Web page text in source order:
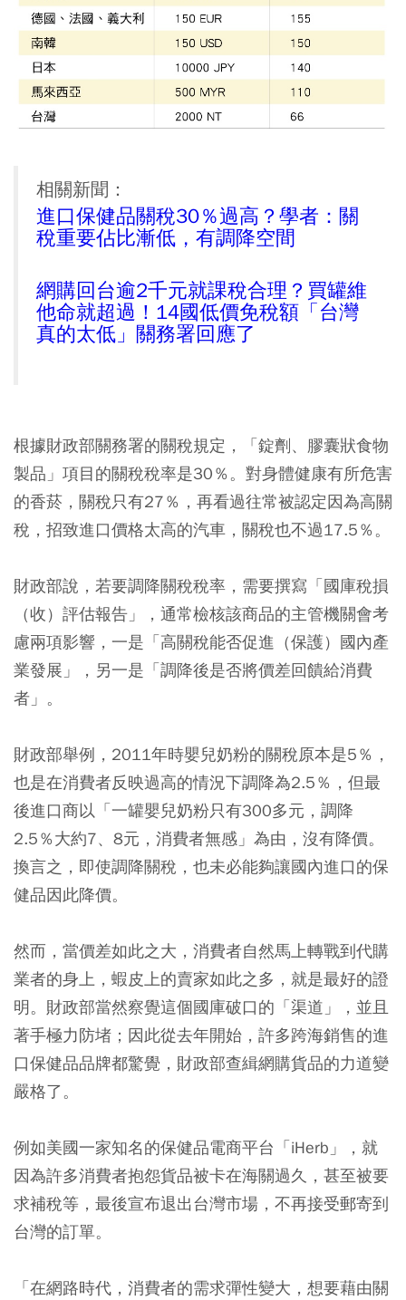
相關新聞：
進口保健品關稅30％過高？學者：關
稅重要佔比漸低，有調降空間
網購回台逾2千元就課稅合理？買罐維
他命就超過！14國低價免稅額「台灣
真的太低」關務署回應了
根據財政部關務署的關稅規定，「錠劑、膠囊狀食物
製品」項目的關稅稅率是30％。對身體健康有所危害
的香菸，關稅只有27％，再看過往常被認定因為高關
稅，招致進口價格太高的汽車，關稅也不過17.5％。
財政部說，若要調降關稅稅率，需要撰寫「國庫稅損
（收）評估報告」，通常檢核該商品的主管機關會考
慮兩項影響，一是「高關稅能否促進（保護）國內產
業發展」，另一是「調降後是否將價差回饋給消費
者」。
財政部舉例，2011年時嬰兒奶粉的關稅原本是5％，
也是在消費者反映過高的情況下調降為2.5％，但最
後進口商以「一罐嬰兒奶粉只有300多元，調降
2.5％大約7、8元，消費者無感」為由，沒有降價。
換言之，即使調降關稅，也未必能夠讓國內進口的保
健品因此降價。
然而，當價差如此之大，消費者自然馬上轉戰到代購
業者的身上，蝦皮上的賣家如此之多，就是最好的證
明。財政部當然察覺這個國庫破口的「渠道」，並且
著手極力防堵；因此從去年開始，許多跨海銷售的進
口保健品品牌都驚覺，財政部查緝網購貨品的力道變
嚴格了。
例如美國一家知名的保健品電商平台「iHerb」，就
因為許多消費者抱怨貨品被卡在海關過久，甚至被要
求補稅等，最後宣布退出台灣市場，不再接受郵寄到
台灣的訂單。
「在網路時代，消費者的需求彈性變大，想要藉由關